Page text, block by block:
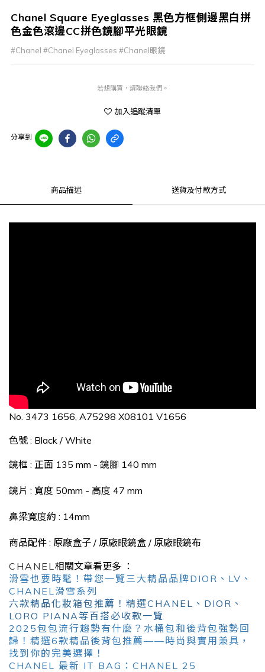
Chanel Square Eyeglasses 黑色方框側邊黑白拼
色金色滾邊CC拼色鏡腳平光眼鏡
#Chanel #Chanel Eyeglasses #Chanel眼鏡
若想購買，請聯絡我們。
加入追蹤清單
分享到
商品描述 送貨及付款方式
No. 3473 1656, A75298 X08101 V1656
色號 : Black / White
鏡框 : 正面 135 mm - 鏡腳 140 mm
鏡片 : 寬度 50mm - 高度 47 mm
鼻梁寬度約 : 14mm
商品配件 : 原廠盒子 / 原廠眼鏡盒 / 原廠眼鏡布
CHANEL相關文章看更多 ：
滑雪也要時髦！帶您一覽三大精品品牌DIOR、LV、
CHANEL滑雪系列
六款精品化妝箱包推薦！精選CHANEL、DIOR、
LORO PIANA等百搭必收款一覽
2025包包流行趨勢有什麼？水桶包和後背包強勢回
歸！精選6款精品後背包推薦——時尚與實用兼具，
找到你的完美選擇！
CHANEL 最新 IT BAG：CHANEL 25